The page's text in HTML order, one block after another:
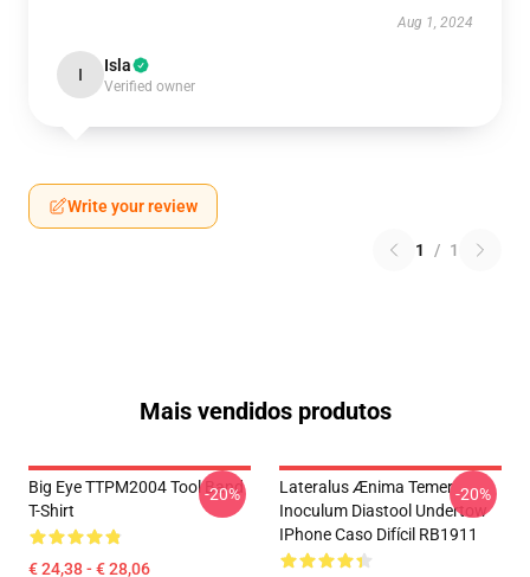
Aug 1, 2024
I Isla
Verified owner
Write your review
1 / 1
Mais vendidos produtos
Big Eye TTPM2004 Tool Band
T-Shirt
€ 24,38 - € 28,06
-20%
Lateralus Ænima Temer
Inoculum Diastool Undertow
IPhone Caso Difícil RB1911
-20%